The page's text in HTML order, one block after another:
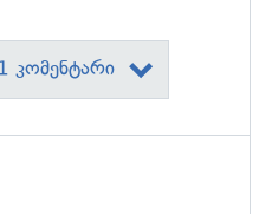
კომენტარი